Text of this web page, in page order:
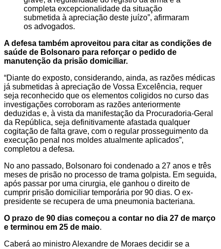
completa excepcionalidade da situação
submetida à apreciação deste juízo”, afirmaram
os advogados.
A defesa também aproveitou para citar as condições de
saúde de Bolsonaro para reforçar o pedido de
manutenção da prisão domiciliar.
“Diante do exposto, considerando, ainda, as razões médicas
já submetidas à apreciação de Vossa Excelência, requer
seja reconhecido que os elementos coligidos no curso das
investigações corroboram as razões anteriormente
deduzidas e, à vista da manifestação da Procuradoria-Geral
da República, seja definitivamente afastada qualquer
cogitação de falta grave, com o regular prosseguimento da
execução penal nos moldes atualmente aplicados”,
completou a defesa.
No ano passado, Bolsonaro foi condenado a 27 anos e três
meses de prisão no processo de trama golpista. Em seguida,
após passar por uma cirurgia, ele ganhou o direito de
cumprir prisão domiciliar temporária por 90 dias. O ex-
presidente se recupera de uma pneumonia bacteriana.
O prazo de 90 dias começou a contar no dia 27 de março
e terminou em 25 de maio.
Caberá ao ministro Alexandre de Moraes decidir se a